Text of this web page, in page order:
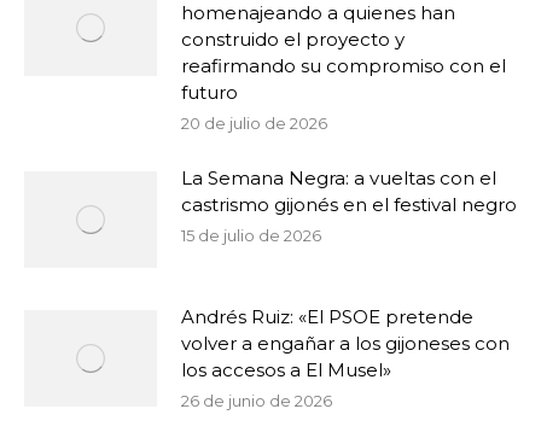
homenajeando a quienes han
construido el proyecto y
reafirmando su compromiso con el
futuro
20 de julio de 2026
La Semana Negra: a vueltas con el
castrismo gijonés en el festival negro
15 de julio de 2026
Andrés Ruiz: «El PSOE pretende
volver a engañar a los gijoneses con
los accesos a El Musel»
26 de junio de 2026